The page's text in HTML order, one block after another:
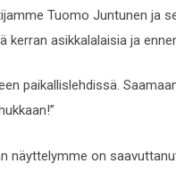
Tuomo Juntunen ja
kerran asikkalalaisia ja
paikallislehdissä.
näyttelymme on